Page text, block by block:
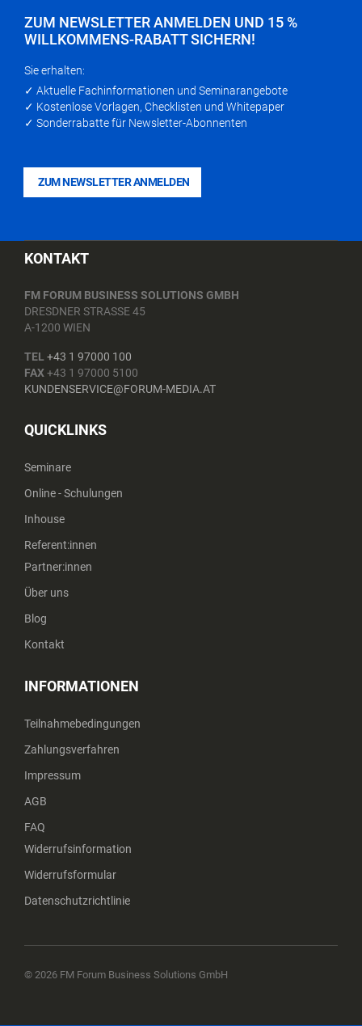
ZUM NEWSLETTER ANMELDEN UND 15 %
WILLKOMMENS-RABATT SICHERN!
Sie erhalten:
✓ Aktuelle Fachinformationen und Seminarangebote
✓ Kostenlose Vorlagen, Checklisten und Whitepaper
✓ Sonderrabatte für Newsletter-Abonnenten
ZUM NEWSLETTER ANMELDEN
KONTAKT
FM FORUM BUSINESS SOLUTIONS GMBH
DRESDNER STRASSE 45
A-1200 WIEN
TEL +43 1 97000 100
FAX+43 1 97000 5100
KUNDENSERVICE@FORUM-MEDIA.AT
QUICKLINKS
Seminare
Online - Schulungen
Inhouse
Referent:innen
Partner:innen
Über uns
Blog
Kontakt
INFORMATIONEN
Teilnahmebedingungen
Zahlungsverfahren
Impressum
AGB
FAQ
Widerrufsinformation
Widerrufsformular
Datenschutzrichtlinie
© 2026 FM Forum Business Solutions GmbH